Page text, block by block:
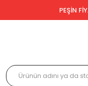
PEŞİN